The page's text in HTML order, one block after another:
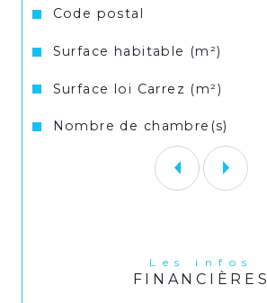
Caractéristiques Valeurs
Code postal
Surface habitable (m²)
Surface loi Carrez (m²)
Nombre de chambre(s)
10.
Les infos
FINANCIÈRES